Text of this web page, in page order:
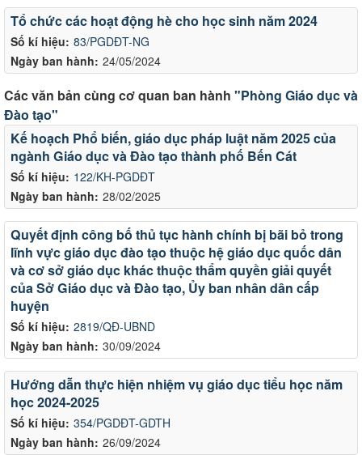
Số kí hiệu: 83/PGDĐT-NG
Ngày ban hành: 24/05/2024
Tổ chức các hoạt động hè cho học sinh năm 2024
Các văn bản cùng cơ quan ban hành "Phòng Giáo dục và
Đào tạo"
Số kí hiệu: 122/KH-PGDĐT
Ngày ban hành: 28/02/2025
Kế hoạch Phổ biến, giáo dục pháp luật năm 2025 của
ngành Giáo dục và Đào tạo thành phố Bến Cát
Số kí hiệu: 2819/QĐ-UBND
Ngày ban hành: 30/09/2024
Quyết định công bố thủ tục hành chính bị bãi bỏ trong
lĩnh vực giáo dục đào tạo thuộc hệ giáo dục quốc dân
và cơ sở giáo dục khác thuộc thẩm quyền giải quyết
của Sở Giáo dục và Đào tạo, Ủy ban nhân dân cấp
huyện
Số kí hiệu: 354/PGDĐT-GDTH
Ngày ban hành: 26/09/2024
Hướng dẫn thực hiện nhiệm vụ giáo dục tiểu học năm
học 2024-2025